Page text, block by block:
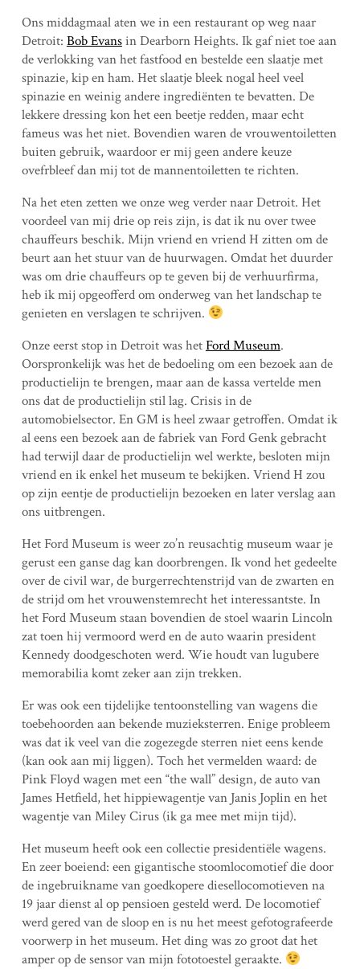
Ons middagmaal aten we in een restaurant op weg naar
Detroit: Bob Evansin Dearborn Heights. Ik gaf niet toe aan
de verlokking van het fastfood en bestelde een slaatje met
spinazie, kip en ham. Het slaatje bleek nogal heel veel
spinazie en weinig andere ingrediënten te bevatten. De
lekkere dressing kon het een beetje redden, maar echt
fameus was het niet. Bovendien waren de vrouwentoiletten
buiten gebruik, waardoor er mij geen andere keuze
ovefrbleef dan mij tot de mannentoiletten te richten.
Na het eten zetten we onze weg verder naar Detroit. Het
voordeel van mij drie op reis zijn, is dat ik nu over twee
chauffeurs beschik. Mijn vriend en vriend H zitten om de
beurt aan het stuur van de huurwagen. Omdat het duurder
was om drie chauffeurs op te geven bij de verhuurfirma,
heb ik mij opgeofferd om onderweg van het landschap te
genieten en verslagen te schrijven.
Onze eerst stop in Detroit was hetFord Museum.
Oorspronkelijk was het de bedoeling om een bezoek aan de
productielijn te brengen, maar aan de kassa vertelde men
ons dat de productielijn stil lag. Crisis in de
automobielsector. En GM is heel zwaar getroffen. Omdat ik
al eens een bezoek aan de fabriek van Ford Genk gebracht
had terwijl daar de productielijn wel werkte, besloten mijn
vriend en ik enkel het museum te bekijken. Vriend H zou
op zijn eentje de productielijn bezoeken en later verslag aan
ons uitbrengen.
Het Ford Museum is weer zo’n reusachtig museum waar je
gerust een ganse dag kan doorbrengen. Ik vond het gedeelte
over de civil war, de burgerrechtenstrijd van de zwarten en
de strijd om het vrouwenstemrecht het interessantste. In
het Ford Museum staan bovendien de stoel waarin Lincoln
zat toen hij vermoord werd en de auto waarin president
Kennedy doodgeschoten werd. Wie houdt van lugubere
memorabilia komt zeker aan zijn trekken.
Er was ook een tijdelijke tentoonstelling van wagens die
toebehoorden aan bekende muzieksterren. Enige probleem
was dat ik veel van die zogezegde sterren niet eens kende
(kan ook aan mij liggen). Toch het vermelden waard: de
Pink Floyd wagen met een “the wall” design, de auto van
James Hetfield, het hippiewagentje van Janis Joplin en het
wagentje van Miley Cirus (ik ga mee met mijn tijd).
Het museum heeft ook een collectie presidentiële wagens.
En zeer boeiend: een gigantische stoomlocomotief die door
de ingebruikname van goedkopere diesellocomotieven na
19 jaar dienst al op pensioen gesteld werd. De locomotief
werd gered van de sloop en is nu het meest gefotografeerde
voorwerp in het museum. Het ding was zo groot dat het
amper op de sensor van mijn fototoestel geraakte.